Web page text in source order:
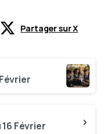
Partager sur X
Février